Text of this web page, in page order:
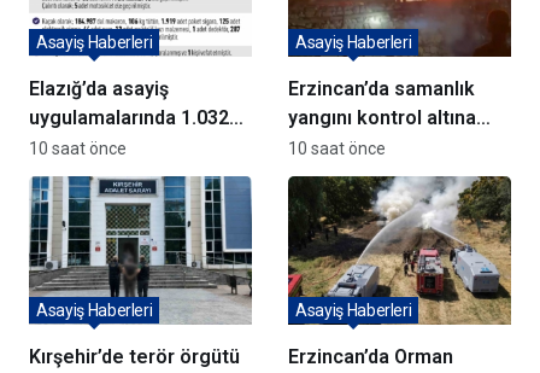
Elazığ’da asayiş
uygulamalarında 1.032
kişi yakalandı
Asayiş Haberleri
10 saat önce
Erzincan’da samanlık
yangını kontrol altına
alındı
Asayiş Haberleri
10 saat önce
Kırşehir’de terör örgütü
Asayiş Haberleri
Erzincan’da Orman
Asayiş Haberleri